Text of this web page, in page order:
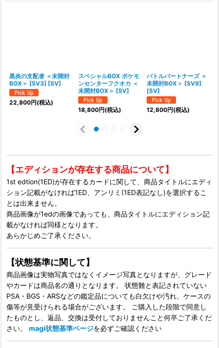
黒炎の支配者 ＜未開封
BOX＞ [SV3] [SV]
22,800円(税込)
スペシャルBOX ポケモ
ンセンターフクオカ ＜
未開封BOX＞ [SV]
18,800円(税込)
バトルパートナーズ ＜
未開封BOX＞ [SV9]
[SV]
12,800円(税込)
【エディションが存在する商品について】
1st edtion(1ED)が存在するカードに関して、商品タイトルにエディ
ション記載がなければ1ED、アンリミ(1ED表記なし)を選択するこ
とは出来ません。
商品画像が1edの画像であっても、商品タイトルにエディション記
載がなければ同様となります。
あらかじめご了承ください。
【状態基準に関して】
商品画像は実物写真ではなくイメージ写真となりますが、グレード
やカードは商品名の通りとなります。 状態難と表記されていない
PSA・BGS・ARSなどの鑑定品についても白欠けや汚れ、ケースの
傷等が見受けられる場合がございます。 ご購入した段階で同意し
たものとし、返品、交換は受付しておりませんこと何卒ご了承くだ
さい。 magi状態基準ページを必ずご確認ください